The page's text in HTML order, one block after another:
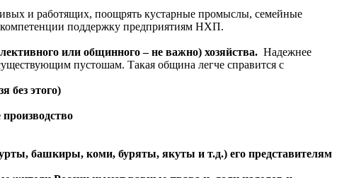
и работящих, поощрять кустарные промыслы, семейные
компетенции поддержку предприятиям НХП.
или общинного – не важно) хозяйства. Надежнее
пустошам. Такая община легче справится с
без этого)
производство
башкиры, коми, буряты, якуты и т.д.) его представителям